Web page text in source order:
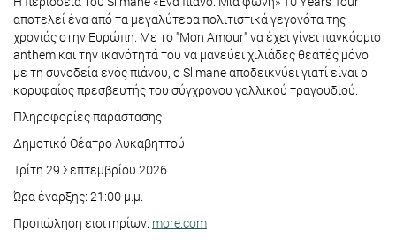
αποτελεί ένα από τα μεγαλύτερα πολιτιστικά γεγονότα της
χρονιάς στην Ευρώπη. Με το "Mon Amour" να έχει γίνει παγκόσμιο
anthem και την ικανότητά του να μαγεύει χιλιάδες θεατές μόνο
με τη συνοδεία ενός πιάνου, ο Slimane αποδεικνύει γιατί είναι ο
κορυφαίος πρεσβευτής του σύγχρονου γαλλικού τραγουδιού.
Πληροφορίες παράστασης
Δημοτικό Θέατρο Λυκαβηττού
Τρίτη 29 Σεπτεμβρίου 2026
Ώρα έναρξης: 21:00 μ.μ.
Προπώληση εισιτηρίων: more.com